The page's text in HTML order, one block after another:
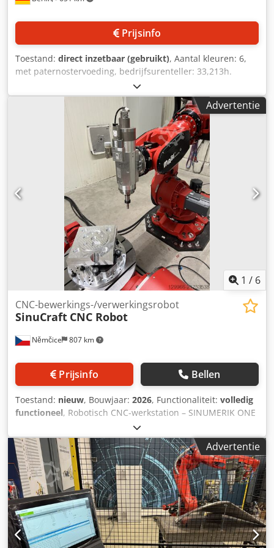
Prijsinfo
Toestand: direct inzetbaar (gebruikt), Aantal kleuren: 6,
met paternostervoeding, bedrijfsurenteller: 33,213h.
Advertentie
1 / 6
Němčice 807 km
CNC-bewerkings-/verwerkingsrobot
SinuCraft CNC Robot
Prijsinfo Bellen
Toestand: nieuw, Bouwjaar: 2026, Functionaliteit: volledig
functioneel, Robotisch CNC-werkstation – SINUMERIK ONE
Wij bieden een robotwerkstation aan met een industriële
robotarm met een bereik van 3000 mm, aangestuurd door
het Siemens SINUMERIK ONE CNC-systeem. De oplossing
is geschikt voor een breed scala aan toepassingen: -
slijpen - frezen - nabewerking - grootformaat 3D-printen -
verspanen De werkplek kan worden uitgebreid met:
Dcjdpsy D N Acofx Aiyok - werkstukpositioneerder - lineaire
robotgeleiding voor een vergroot werkbereik Wij leveren
dit als een turn-key oplossing, volledig aangepast aan de
specificaties van de klant. De gereedschapsuitrusting van
Advertentie